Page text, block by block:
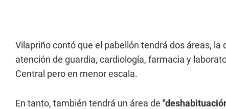
Vilapriño contó que el pabellón tendrá dos áreas, la
atención de guardia, cardiología, farmacia y
Central pero en menor escala.
En tanto, también tendrá un área de